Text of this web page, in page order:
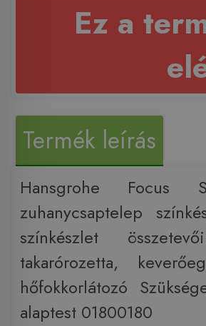
Ez a
Termék leírás
Hansgrohe Focus
zuhanycsaptelep
színkészlet
takarórozetta,
hőfokkorlátozó
alaptest 01800180